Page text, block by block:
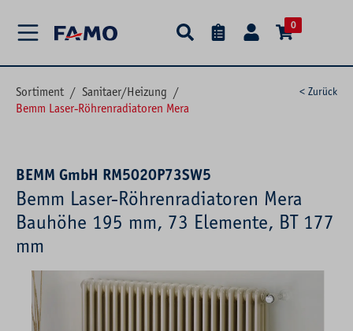
0
Sortiment / Sanitaer/Heizung /
Bemm Laser-Röhrenradiatoren Mera
< Zurück
BEMM GmbH RM5020P73SW5
Bemm Laser-Röhrenradiatoren Mera
Bauhöhe 195 mm, 73 Elemente, BT 177
mm
Bildergalerie überspringen